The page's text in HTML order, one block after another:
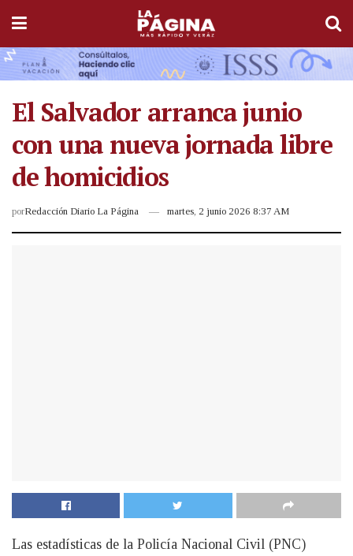
El Salvador arranca junio
con una nueva jornada libre
de homicidios
porRedacción Diario La Página martes, 2 junio 2026 8:37 AM
Las estadísticas de la Policía Nacional Civil (PNC)